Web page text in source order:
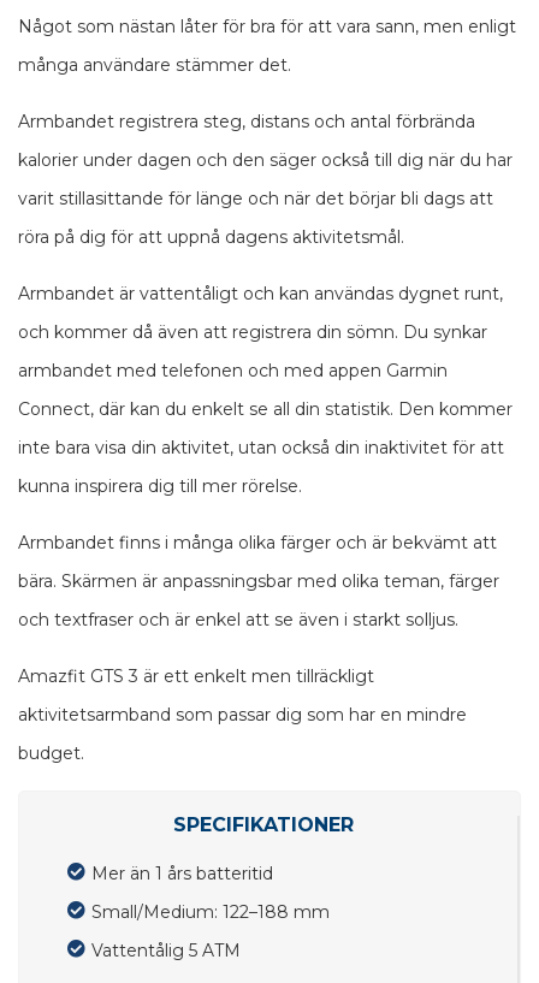
Något som nästan låter för bra för att vara sann, men enligt
många användare stämmer det.
Armbandet registrera steg, distans och antal förbrända
kalorier under dagen och den säger också till dig när du har
varit stillasittande för länge och när det börjar bli dags att
röra på dig för att uppnå dagens aktivitetsmål.
Armbandet är vattentåligt och kan användas dygnet runt,
och kommer då även att registrera din sömn. Du synkar
armbandet med telefonen och med appen Garmin
Connect, där kan du enkelt se all din statistik. Den kommer
inte bara visa din aktivitet, utan också din inaktivitet för att
kunna inspirera dig till mer rörelse.
Armbandet finns i många olika färger och är bekvämt att
bära. Skärmen är anpassningsbar med olika teman, färger
och textfraser och är enkel att se även i starkt solljus.
Amazfit GTS 3 är ett enkelt men tillräckligt
aktivitetsarmband som passar dig som har en mindre
budget.
SPECIFIKATIONER
Mer än 1 års batteritid
Small/Medium: 122–188 mm
Vattentålig 5 ATM